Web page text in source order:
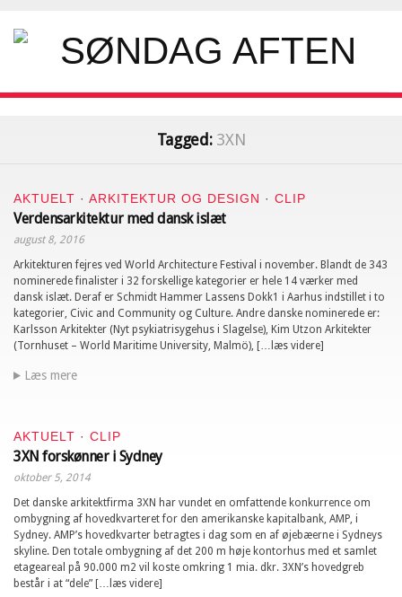
Tagged: 3XN
AKTUELT · ARKITEKTUR OG DESIGN · CLIP
Verdensarkitektur med dansk islæt
august 8, 2016
Arkitekturen fejres ved World Architecture Festival i november. Blandt de 343
nominerede finalister i 32 forskellige kategorier er hele 14 værker med
dansk islæt. Deraf er Schmidt Hammer Lassens Dokk1 i Aarhus indstillet i to
kategorier, Civic and Community og Culture. Andre danske nominerede er:
Karlsson Arkitekter (Nyt psykiatrisygehus i Slagelse), Kim Utzon Arkitekter
(Tornhuset – World Maritime University, Malmö), […læs videre]
Læs mere
AKTUELT · CLIP
3XN forskønner i Sydney
oktober 5, 2014
Det danske arkitektfirma 3XN har vundet en omfattende konkurrence om
ombygning af hovedkvarteret for den amerikanske kapitalbank, AMP, i
Sydney. AMP’s hovedkvarter betragtes i dag som en af øjebæerne i Sydneys
skyline. Den totale ombygning af det 200 m høje kontorhus med et samlet
etageareal på 90.000 m2 vil koste omkring 1 mia. dkr. 3XN’s hovedgreb
består i at “dele” […læs videre]